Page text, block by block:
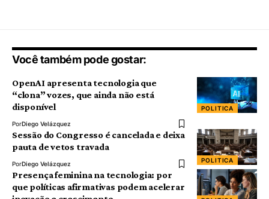
Você também pode gostar:
POLITICA
OpenAI apresenta tecnologia que
“clona” vozes, que ainda não está
disponível
PorDiego Velázquez
POLITICA
Sessão do Congresso é cancelada e deixa
pauta de vetos travada
PorDiego Velázquez
Presença feminina na tecnologia: por
que políticas afirmativas podem acelerar